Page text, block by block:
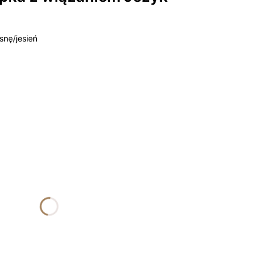
jesień